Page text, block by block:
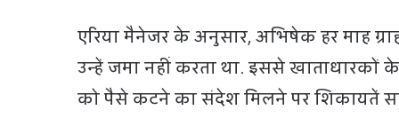
एरिया मैनेजर के अनुसार, अभिषेक हर माह
उन्हें जमा नहीं करता था. इससे खाताधारकों
को पैसे कटने का संदेश मिलने पर शिकायतें